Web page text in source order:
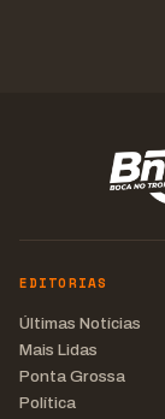
EDITORIAS
Últimas Notícias
Mais Lidas
Ponta Grossa
Política